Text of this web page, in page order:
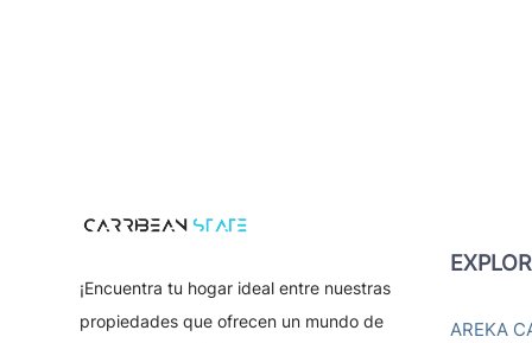
¡Encuentra tu hogar ideal entre nuestras
propiedades que ofrecen un mundo de
AREKA